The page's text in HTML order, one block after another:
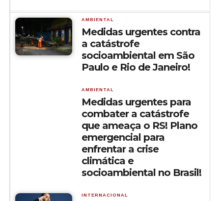
AMBIENTAL
Medidas urgentes contra
a catástrofe
socioambiental em São
Paulo e Rio de Janeiro!
AMBIENTAL
Medidas urgentes para
combater a catástrofe
que ameaça o RS! Plano
emergencial para
enfrentar a crise
climática e
socioambiental no Brasil!
INTERNACIONAL